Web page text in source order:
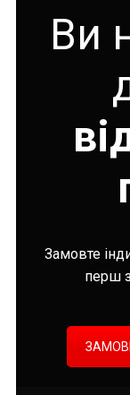
Ви
Замовте
перш